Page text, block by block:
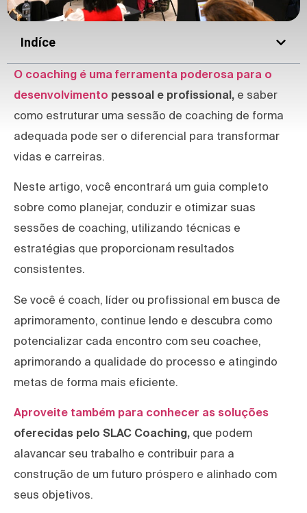
Indíce
O coaching é uma ferramenta poderosa para o
desenvolvimento pessoal e profissional, e saber
como estruturar uma sessão de coaching de forma
adequada pode ser o diferencial para transformar
vidas e carreiras.
Neste artigo, você encontrará um guia completo
sobre como planejar, conduzir e otimizar suas
sessões de coaching, utilizando técnicas e
estratégias que proporcionam resultados
consistentes.
Se você é coach, líder ou profissional em busca de
aprimoramento, continue lendo e descubra como
potencializar cada encontro com seu coachee,
aprimorando a qualidade do processo e atingindo
metas de forma mais eficiente.
Aproveite também para conhecer as soluções
oferecidas pelo SLAC Coaching, que podem
alavancar seu trabalho e contribuir para a
construção de um futuro próspero e alinhado com
seus objetivos.